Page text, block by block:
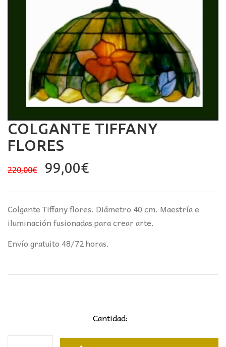
COLGANTE TIFFANY
FLORES
220,00€
El
original
era:
220,00€.
99,00€El
actual
es:
99,00€.
Colgante Tiffany flores. Diámetro 40 cm. Maestría e
iluminación fusionadas para crear arte.
Envío gratuito 48/72 horas.
Cantidad: